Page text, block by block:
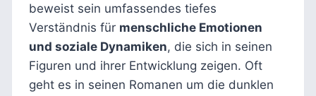
beweist sein umfassendes tiefes
Verständnis für menschliche Emotionen
und soziale Dynamiken, die sich in seinen
Figuren und ihrer Entwicklung zeigen. Oft
geht es in seinen Romanen um die dunklen